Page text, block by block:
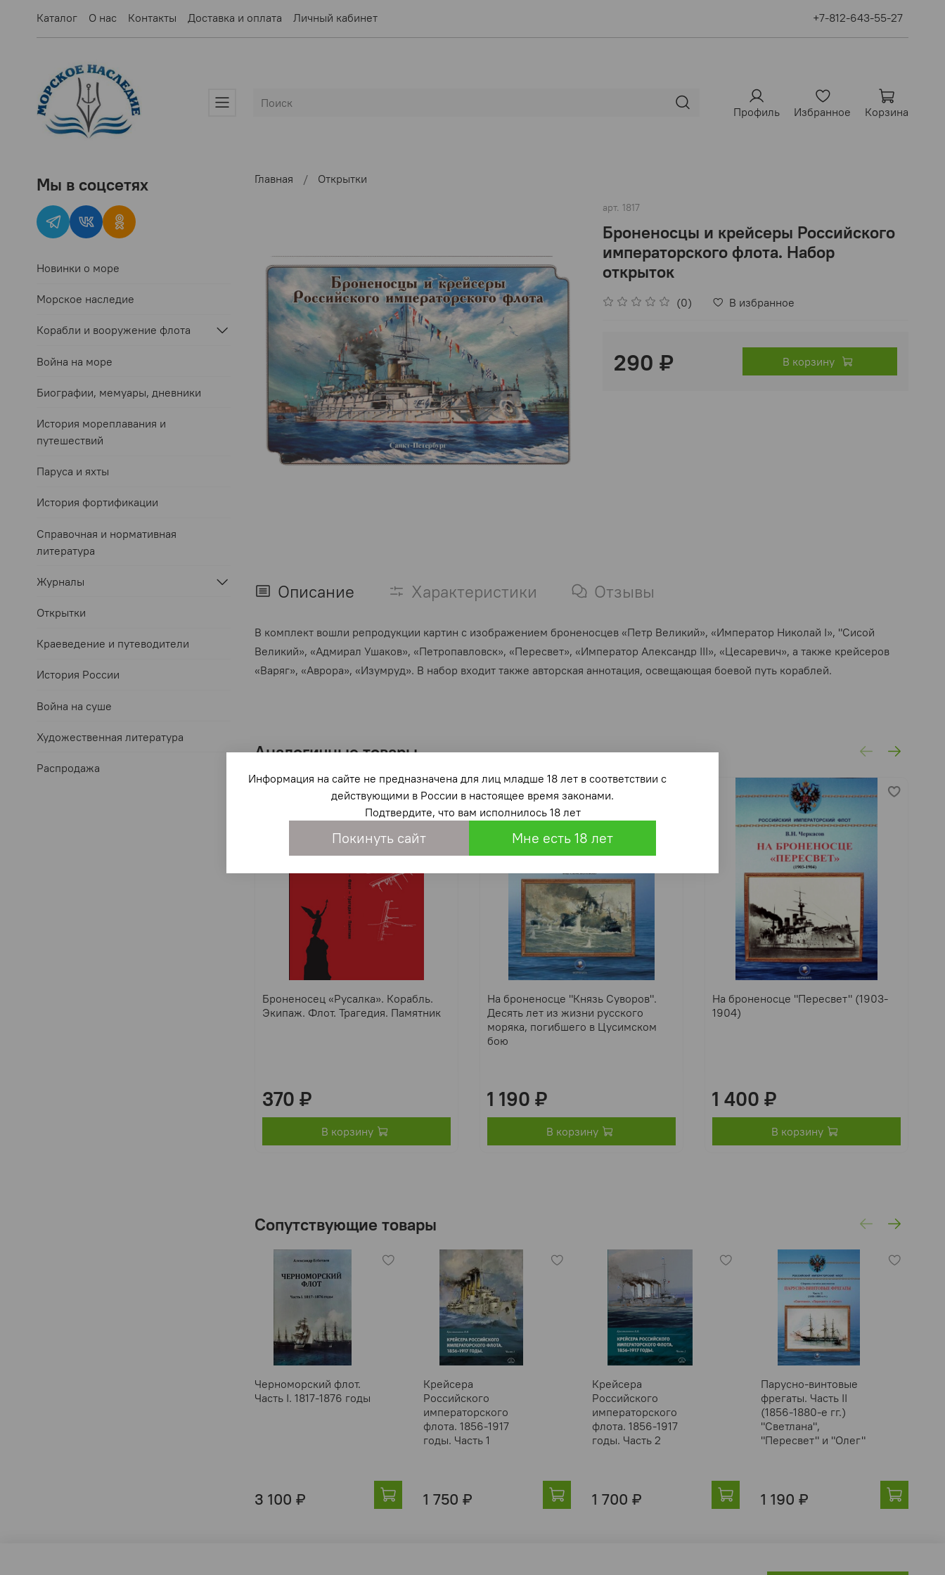
Каталог О нас Контакты Доставка и оплата Личный кабинет +7-812-643-55-27
Профиль Избранное Корзина
Главная Открытки
арт. 1817
Броненосцы и крейсеры Российского
императорского флота. Набор
открыток
(0) В избранное
290 ₽ В корзину
Описание Характеристики Отзывы
В комплект вошли репродукции картин с изображением броненосцев «Петр Великий», «Император Николай I», "Сисой
Великий», «Адмирал Ушаков», «Петропавловск», «Пересвет», «Император Александр III», «Цесаревич», а также крейсеров
«Варяг», «Аврора», «Изумруд». В набор входит также авторская аннотация, освещающая боевой путь кораблей.
Аналогичные товары
Броненосец «Русалка». Корабль.
Экипаж. Флот. Трагедия. Памятник
370 ₽
В корзину
На броненосце "Князь Суворов".
Десять лет из жизни русского
моряка, погибшего в Цусимском
бою
1 190 ₽
В корзину
На броненосце "Пересвет" (1903-
1904)
1 400 ₽
В корзину
Сопутствующие товары
Черноморский флот.
Часть I. 1817-1876 годы
3 100 ₽
Крейсера
Российского
императорского
флота. 1856-1917
годы. Часть 1
1 750 ₽
Крейсера
Российского
императорского
флота. 1856-1917
годы. Часть 2
1 700 ₽
Парусно-винтовые
фрегаты. Часть II
(1856-1880-е гг.)
"Светлана",
"Пересвет" и "Олег"
1 190 ₽
Мы в соцсетях
Новинки о море
Морское наследие
Корабли и вооружение флота
Война на море
Биографии, мемуары, дневники
История мореплавания и
путешествий
Паруса и яхты
История фортификации
Справочная и нормативная
литература
Журналы
Открытки
Краеведение и путеводители
История России
Война на суше
Художественная литература
Распродажа
Информация на сайте не предназначена для лиц младше 18 лет в соответствии с
действующими в России в настоящее время законами.
Подтвердите, что вам исполнилось 18 лет
Покинуть сайт Мне есть 18 лет